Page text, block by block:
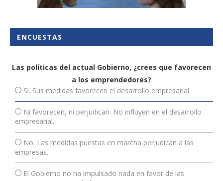
ENCUESTAS
Las políticas del actual Gobierno, ¿crees que favorecen
a los emprendedores?
Sí. Sus medidas favorecen el desarrollo empresarial.
Ni favorecen, ni perjudican. No influyen en el desarrollo
empresarial.
No. Las medidas puestas en marcha perjudican a las
empresas.
El Gobierno no ha impulsado nada en favor de las